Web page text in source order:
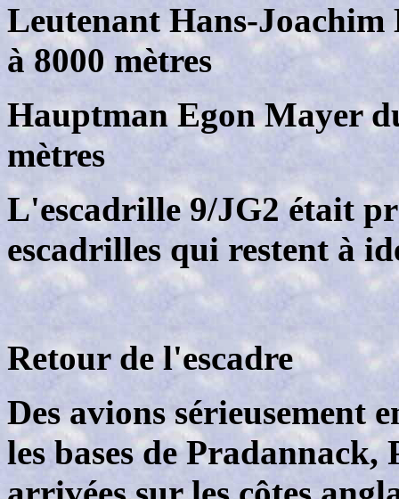
Leutenant Hans-
à 8000 mètres
Hauptman Egon Mayer
mètres
L'escadrille 9/JG2 était
escadrilles qui restent à
Retour de l'escadre
Des avions sérieusement
les bases de